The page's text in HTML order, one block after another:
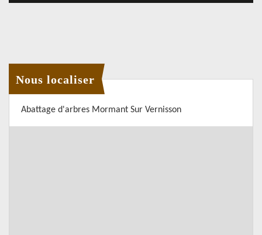
Nous localiser
Abattage d'arbres Mormant Sur Vernisson